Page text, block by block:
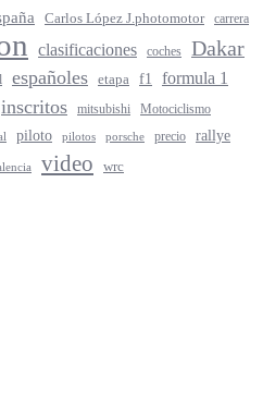
Carlos López J.photomotor carrera
clasificaciones coches Dakar
españoles etapa f1 formula 1
inscritos mitsubishi Motociclismo
piloto pilotos porsche precio rallye
video wrc